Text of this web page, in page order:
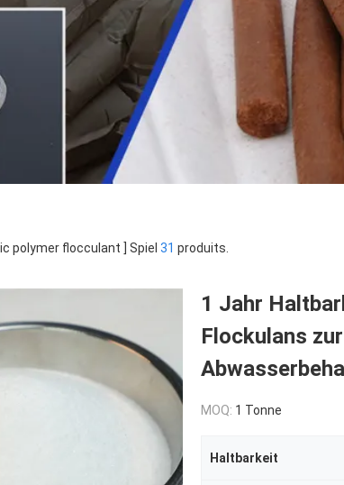
polymer flocculant ] Spiel 31 produits.
1 Jahr
Flockulans
MOQ: 1 Tonne
Haltbarkeit